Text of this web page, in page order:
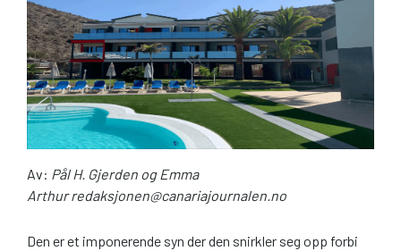
Av: Pål H. Gjerden og Emma
Arthur redaksjonen@canariajournalen.no
Den er et imponerende syn der den snirkler seg opp forbi